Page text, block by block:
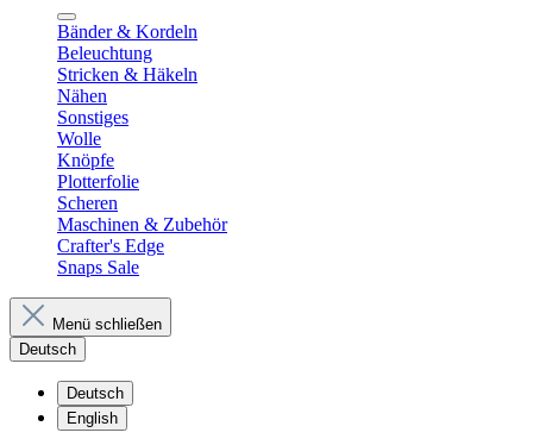
Bänder & Kordeln
Beleuchtung
Stricken & Häkeln
Nähen
Sonstiges
Wolle
Knöpfe
Plotterfolie
Scheren
Maschinen & Zubehör
Crafter's Edge
Snaps Sale
Menü schließen
Deutsch
Deutsch
English